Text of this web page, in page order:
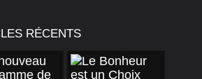
RÉCENTS